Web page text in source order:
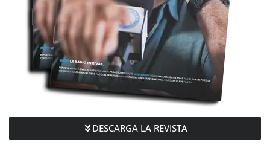
DESCARGA LA REVISTA